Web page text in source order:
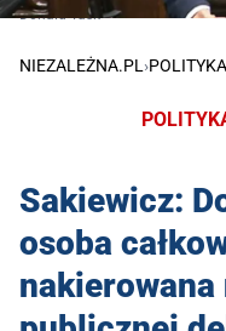
Donald Tusk
NIEZALEŻNA.PL ›POLITYKA
Sakiewicz:
osoba